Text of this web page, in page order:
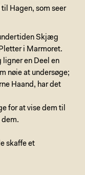
Hagen, som seer
Skjæg
i Marmoret.
ligner en Deel en
nøie at undersøge;
Haand, har det
for at vise dem til
dem.
skaffe et